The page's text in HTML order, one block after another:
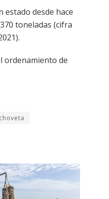
desde hace
toneladas (cifra
ordenamiento de